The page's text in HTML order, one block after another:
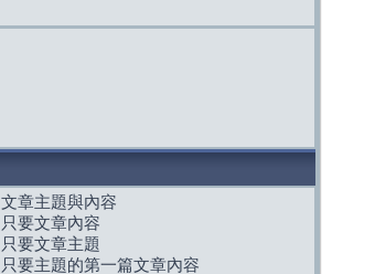
文章主題與內容
只要文章內容
只要文章主題
只要主題的第一篇文章內容